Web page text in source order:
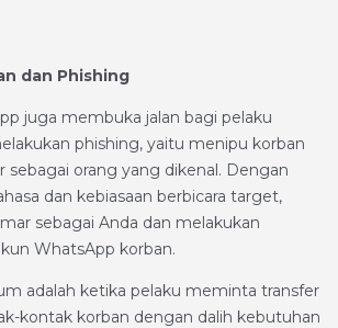
dan Phishing
juga membuka jalan bagi pelaku
phishing, yaitu menipu korban
sebagai orang yang dikenal. Dengan
dan kebiasaan berbicara target,
sebagai Anda dan melakukan
WhatsApp korban.
adalah ketika pelaku meminta transfer
kontak korban dengan dalih kebutuhan